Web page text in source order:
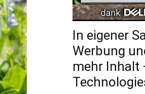
In eigener
Werbung
mehr Inhalt